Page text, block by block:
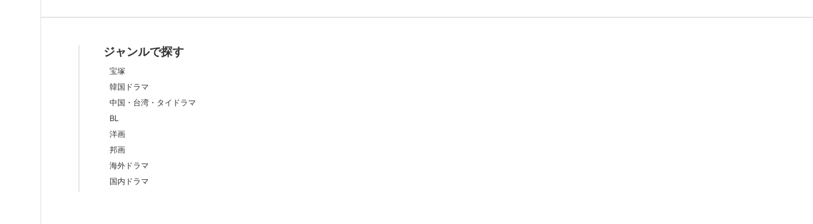
ジャンルで探す
宝塚
韓国ドラマ
中国・台湾・タイドラマ
BL
洋画
邦画
海外ドラマ
国内ドラマ